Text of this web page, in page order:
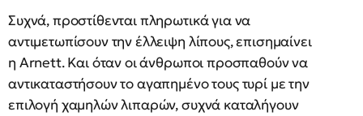
Συχνά, προστίθενται πληρωτικά για να
αντιμετωπίσουν την έλλειψη λίπους, επισημαίνει
η Arnett. Και όταν οι άνθρωποι προσπαθούν να
αντικαταστήσουν το αγαπημένο τους τυρί με την
επιλογή χαμηλών λιπαρών, συχνά καταλήγουν